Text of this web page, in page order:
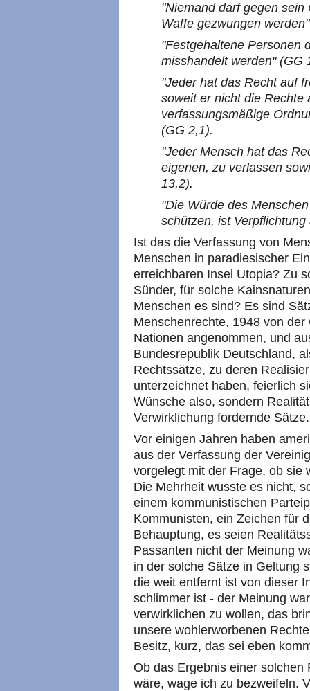
"Niemand darf gegen
Waffe gezwungen
"Festgehaltene Personen
misshandelt werden" (GG
"Jeder hat das Recht auf
soweit er nicht die Rechte
verfassungsmäßige
(GG 2,1).
"Jeder Mensch hat das
eigenen, zu verlassen
13,2).
"Die Würde des
schützen, ist
Ist das die Verfassung von
Menschen in paradiesischer
erreichbaren Insel Utopia? Zu
Sünder, für solche
Menschen es sind? Es sind
Menschenrechte, 1948 von
Nationen angenommen, und
Bundesrepublik Deutschland,
Rechtssätze, zu deren
unterzeichnet haben, feierlich
Wünsche also, sondern
Verwirklichung fordernde Sätze.
Vor einigen Jahren haben
aus der Verfassung der
vorgelegt mit der Frage, ob sie
Die Mehrheit wusste es nicht,
einem kommunistischen
Kommunisten, ein Zeichen für
Behauptung, es seien
Passanten nicht der Meinung
in der solche Sätze in Geltung
die weit entfernt ist von dieser
schlimmer ist - der Meinung
verwirklichen zu wollen, das
unsere wohlerworbenen
Besitz, kurz, das sei eben
Ob das Ergebnis einer
wäre, wage ich zu bezweifeln.